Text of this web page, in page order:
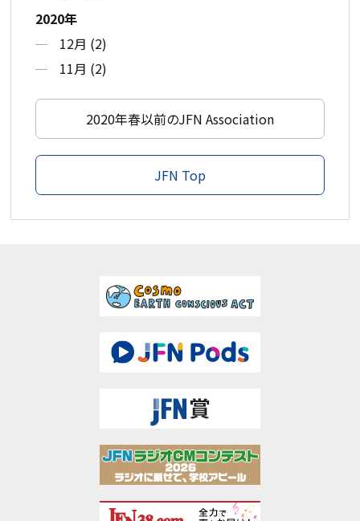
2020年
12月 (2)
11月 (2)
2020年春以前のJFN Association
JFN Top